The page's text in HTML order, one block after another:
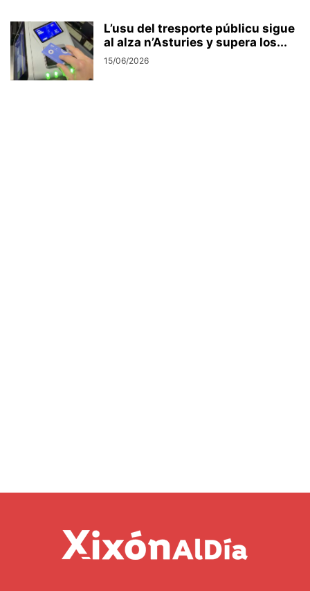
L’usu del tresporte públicu sigue
al alza n’Asturies y supera los...
15/06/2026